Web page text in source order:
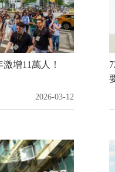
激增11萬人！
2026-03-12